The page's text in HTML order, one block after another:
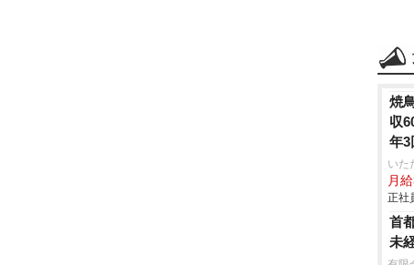
焼
収
年3
いた
月
正社
首
未